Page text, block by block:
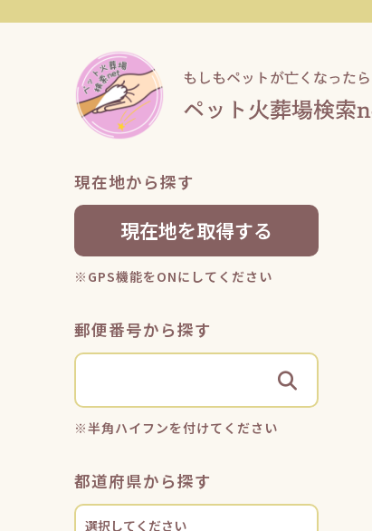
現在地から探す
現在地を取得する
※GPS機能をONにしてください
郵便番号から探す
※半角ハイフンを付けてください
都道府県から探す